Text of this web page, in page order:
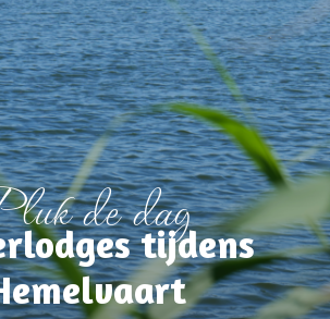
de dag
tijdens